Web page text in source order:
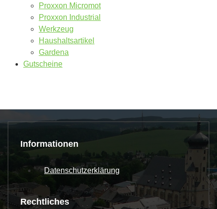
Proxxon Micromot
Proxxon Industrial
Werkzeug
Haushaltsartikel
Gardena
Gutscheine
Informationen
Datenschutzerklärung
Rechtliches